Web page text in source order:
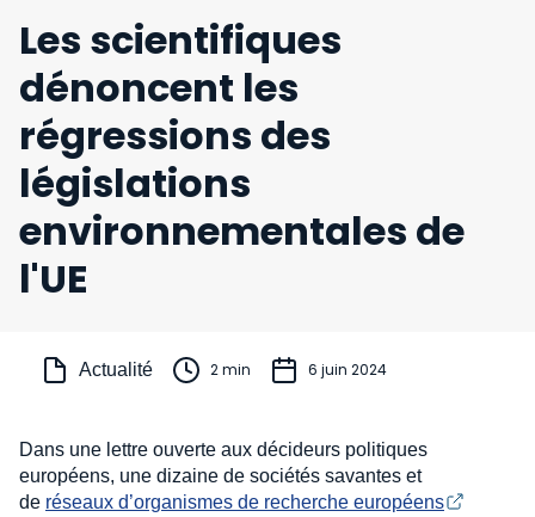
Les scientifiques
dénoncent les
régressions des
législations
environnementales de
l'UE
Actualité 2 min 6 juin 2024
Dans une lettre ouverte aux décideurs politiques
européens, une dizaine de sociétés savantes et
de réseaux d’organismes de recherche européens